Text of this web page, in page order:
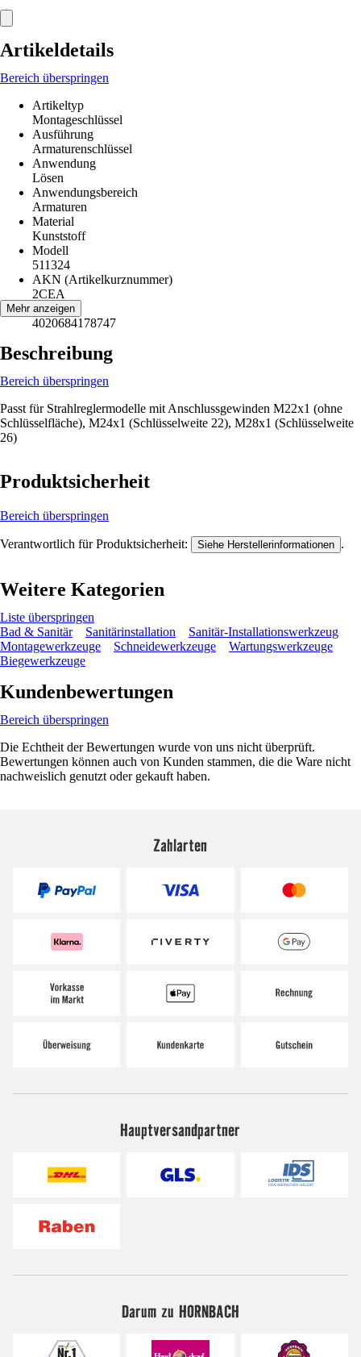
Artikeldetails
Bereich überspringen
Artikeltyp
Montageschlüssel
Ausführung
Armaturenschlüssel
Anwendung
Lösen
Anwendungsbereich
Armaturen
Material
Kunststoff
Modell
511324
AKN (Artikelkurznummer)
2CEA
EAN
4020684178747
Mehr anzeigen
Beschreibung
Bereich überspringen
Passt für Strahlreglermodelle mit Anschlussgewinden M22x1 (ohne
Schlüsselfläche), M24x1 (Schlüsselweite 22), M28x1 (Schlüsselweite
26)
Produktsicherheit
Bereich überspringen
Verantwortlich für Produktsicherheit: Siehe Herstellerinformationen .
Weitere Kategorien
Liste überspringen
Bad & Sanitär
Sanitärinstallation
Sanitär-Installationswerkzeug
Montagewerkzeuge
Schneidewerkzeuge
Wartungswerkzeuge
Biegewerkzeuge
Kundenbewertungen
Bereich überspringen
Die Echtheit der Bewertungen wurde von uns nicht überprüft.
Bewertungen können auch von Kunden stammen, die die Ware nicht
nachweislich genutzt oder gekauft haben.
Zahlarten
Hauptversandpartner
Darum zu HORNBACH